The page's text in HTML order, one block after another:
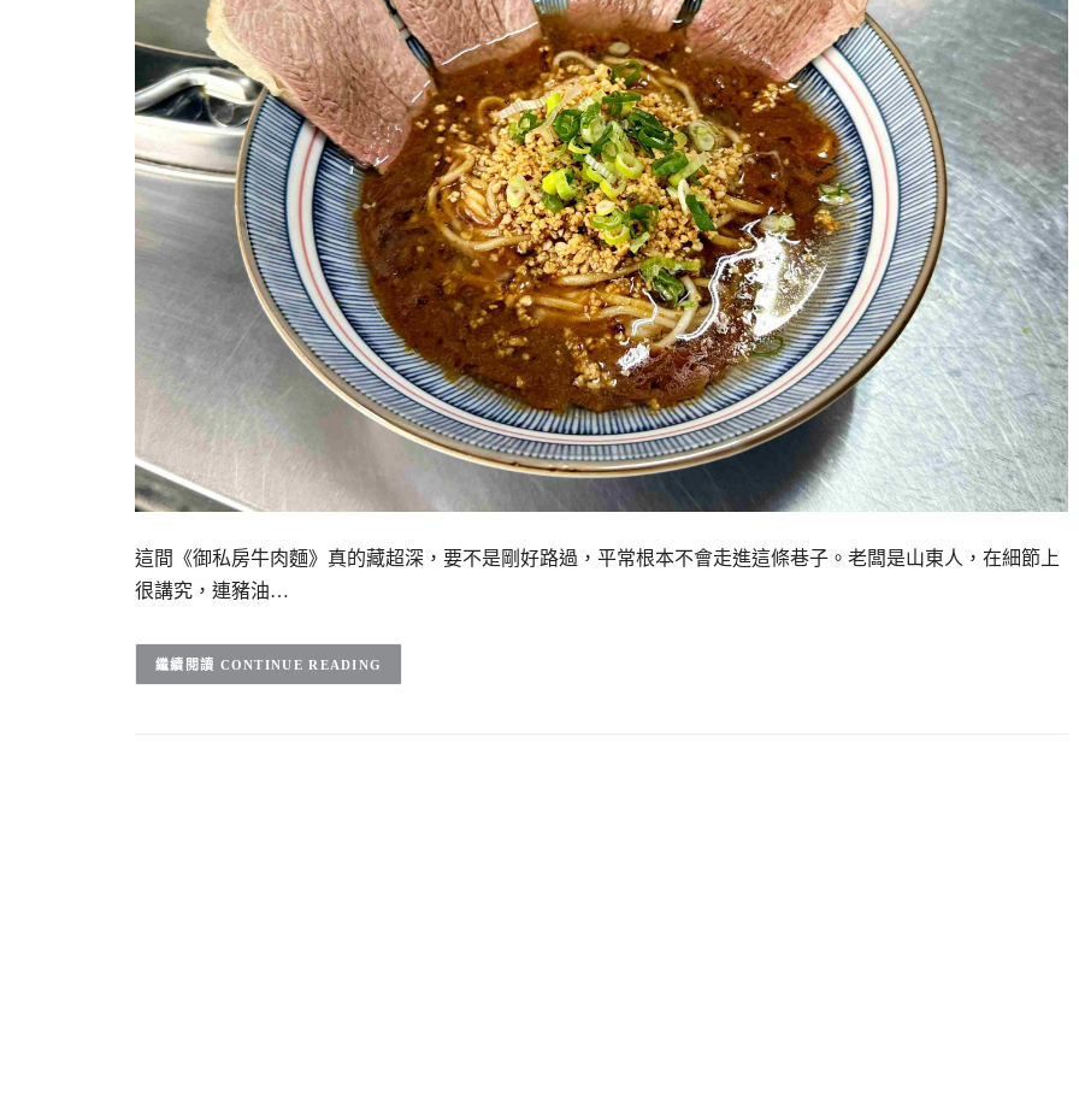
這間《御私房牛肉麵》真的藏超深，要不是剛好路過，平常根本不會走進這條巷子。老闆是山東人，在細節上
很講究，連豬油…
CONTINUE READING